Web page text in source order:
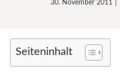
30. November 2011
Seiteninhalt